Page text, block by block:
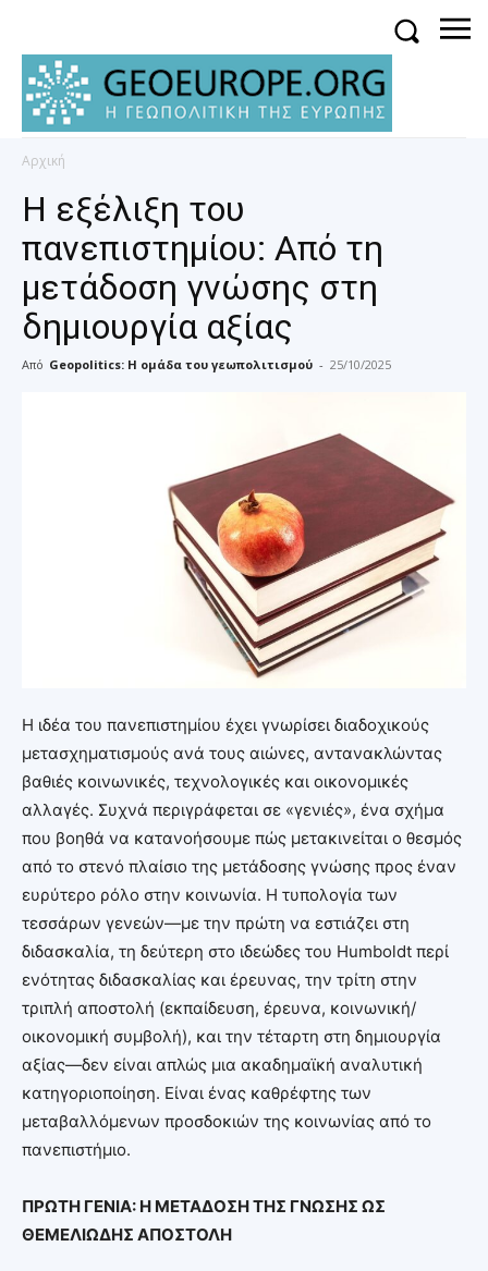
Αρχική
Η εξέλιξη του
πανεπιστημίου: Από τη
μετάδοση γνώσης στη
δημιουργία αξίας
Από Geopolitics: Η ομάδα του γεωπολιτισμού - 25/10/2025
Η ιδέα του πανεπιστημίου έχει γνωρίσει διαδοχικούς
μετασχηματισμούς ανά τους αιώνες, αντανακλώντας
βαθιές κοινωνικές, τεχνολογικές και οικονομικές
αλλαγές. Συχνά περιγράφεται σε «γενιές», ένα σχήμα
που βοηθά να κατανοήσουμε πώς μετακινείται ο θεσμός
από το στενό πλαίσιο της μετάδοσης γνώσης προς έναν
ευρύτερο ρόλο στην κοινωνία. Η τυπολογία των
τεσσάρων γενεών—με την πρώτη να εστιάζει στη
διδασκαλία, τη δεύτερη στο ιδεώδες του Humboldt περί
ενότητας διδασκαλίας και έρευνας, την τρίτη στην
τριπλή αποστολή (εκπαίδευση, έρευνα, κοινωνική/
οικονομική συμβολή), και την τέταρτη στη δημιουργία
αξίας—δεν είναι απλώς μια ακαδημαϊκή αναλυτική
κατηγοριοποίηση. Είναι ένας καθρέφτης των
μεταβαλλόμενων προσδοκιών της κοινωνίας από το
πανεπιστήμιο.
ΠΡΩΤΗ ΓΕΝΙΑ: Η ΜΕΤΑΔΟΣΗ ΤΗΣ ΓΝΩΣΗΣ ΩΣ
ΘΕΜΕΛΙΩΔΗΣ ΑΠΟΣΤΟΛΗ